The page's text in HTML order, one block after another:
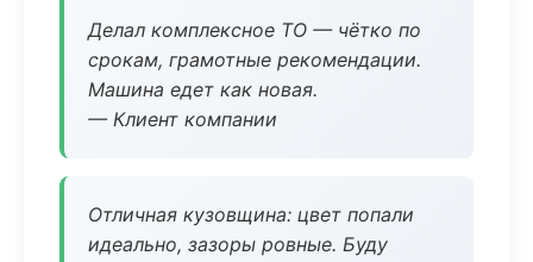
Делал комплексное ТО — чётко по
срокам, грамотные рекомендации.
Машина едет как новая.
— Клиент компании
Отличная кузовщина: цвет попали
идеально, зазоры ровные. Буду